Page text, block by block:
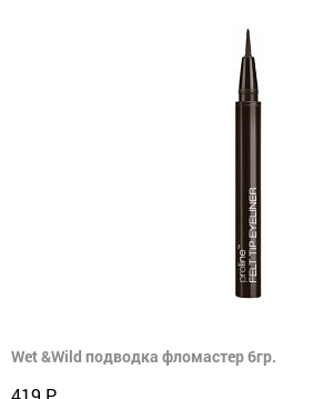
Wet &Wild подводка фломастер 6гр.